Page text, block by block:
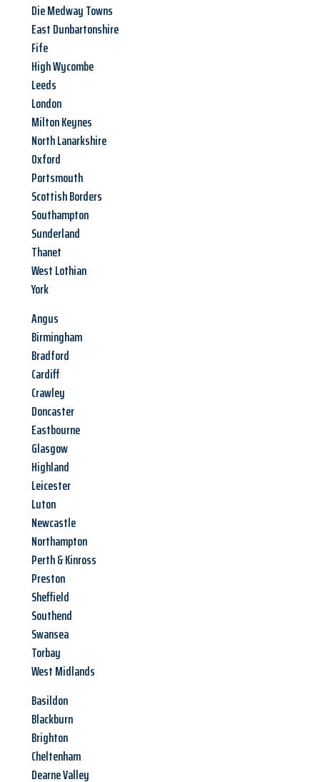
Die Medway Towns
East Dunbartonshire
Fife
High Wycombe
Leeds
London
Milton Keynes
North Lanarkshire
Oxford
Portsmouth
Scottish Borders
Southampton
Sunderland
Thanet
West Lothian
York
Angus
Birmingham
Bradford
Cardiff
Crawley
Doncaster
Eastbourne
Glasgow
Highland
Leicester
Luton
Newcastle
Northampton
Perth & Kinross
Preston
Sheffield
Southend
Swansea
Torbay
West Midlands
Basildon
Blackburn
Brighton
Cheltenham
Dearne Valley